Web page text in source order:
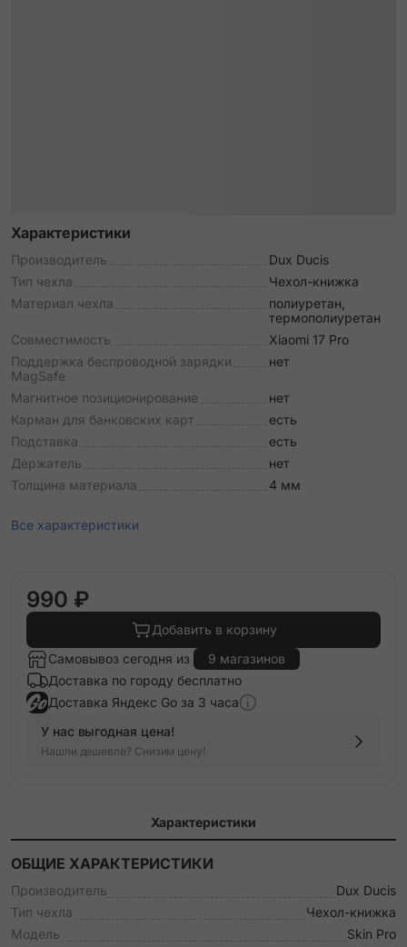
Характеристики
Производитель
Dux Ducis
Тип чехла
Чехол-книжка
Материал чехла
полиуретан,
термополиуретан
Совместимость
Xiaomi 17 Pro
Поддержка беспроводной зарядки
MagSafe
нет
Магнитное позиционирование
нет
Карман для банковских карт
есть
Подставка
есть
Держатель
нет
Толщина материала
4 мм
Все характеристики
990 ₽
Добавить в корзину
Самовывоз сегодня из
9 магазинов
Доставка по городу бесплатно
Доставка Яндекс Go за 3 часа
У нас выгодная цена!
Нашли дешевле? Снизим цену!
Характеристики
ОБЩИЕ ХАРАКТЕРИСТИКИ
Производитель
Dux Ducis
Тип чехла
Чехол-книжка
Модель
Skin Pro